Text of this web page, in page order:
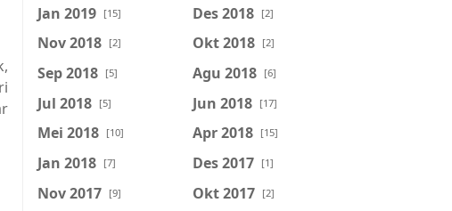
Jan 2019 [15] Des 2018 [2]
Nov 2018 [2] Okt 2018 [2]
Sep 2018 [5] Agu 2018 [6]
Jul 2018 [5] Jun 2018 [17]
Mei 2018 [10] Apr 2018 [15]
Jan 2018 [7] Des 2017 [1]
Nov 2017 [9] Okt 2017 [2]